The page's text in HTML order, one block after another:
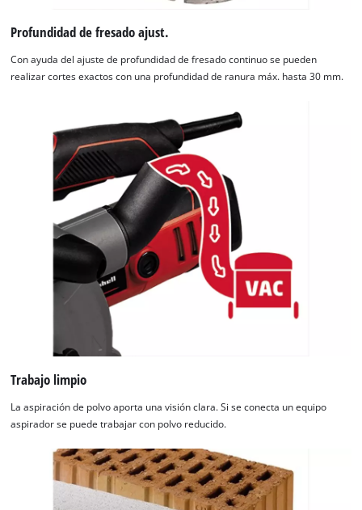
Profundidad de fresado ajust.
Con ayuda del ajuste de profundidad de fresado continuo se pueden
realizar cortes exactos con una profundidad de ranura máx. hasta 30 mm.
Trabajo limpio
La aspiración de polvo aporta una visión clara. Si se conecta un equipo
aspirador se puede trabajar con polvo reducido.